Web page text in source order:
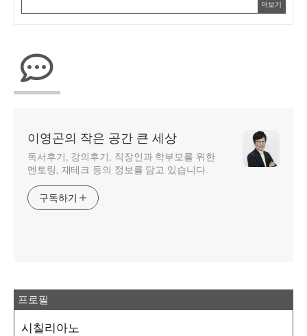
더보기
이영곤의 작은 공간 큰 세상
독서후기, 강의후기, 직장인과 학부모를 위한
멘토링, 재테크 등의 정보를 담고 있습니다.
구독하기
프로필
시칠리아노